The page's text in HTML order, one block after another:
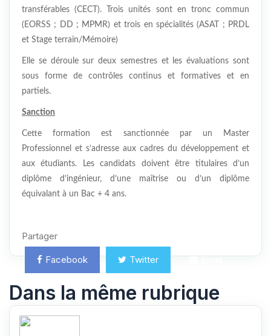
transférables (CECT). Trois unités sont en tronc commun
(EORSS ; DD ; MPMR) et trois en spécialités (ASAT ; PRDL
et Stage terrain/Mémoire)
Elle se déroule sur deux semestres et les évaluations sont
sous forme de contrôles continus et formatives et en
partiels.
Sanction
Cette formation est sanctionnée par un Master
Professionnel et s’adresse aux cadres du développement et
aux étudiants. Les candidats doivent être titulaires d’un
diplôme d’ingénieur, d’une maîtrise ou d’un diplôme
équivalant à un Bac + 4 ans.
Partager
Facebook Twitter Email
Dans la même rubrique